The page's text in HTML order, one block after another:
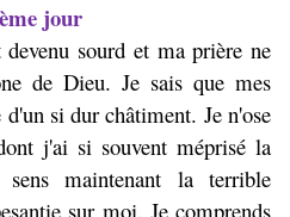
jour
sourd et ma prière ne
de Dieu. Je sais que mes
d'un si dur châtiment. Je n'ose
j'ai si souvent méprisé la
maintenant la terrible
sur moi. Je comprends